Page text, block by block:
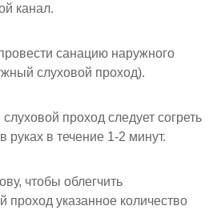
канал.
санацию наружного
слуховой проход).
проход следует согреть
в течение 1-2 минут.
чтобы облегчить
указанное количество